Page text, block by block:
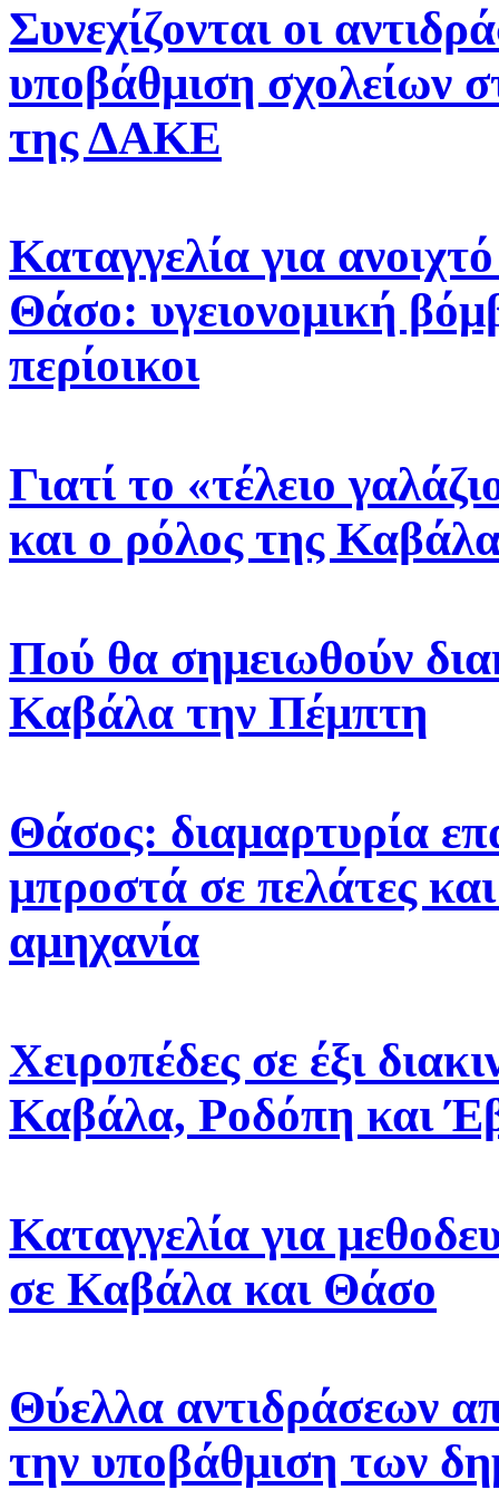
Συνεχίζονται οι
υποβάθμιση σχολείων
της ΔΑΚΕ
Καταγγελία για
Θάσο: υγειονομική
περίοικοι
Γιατί το «τέλειο
και ο ρόλος της
Πού θα σημειωθούν
Καβάλα την Πέμπτη
Θάσος: διαμαρτυρία
μπροστά σε πελάτες
αμηχανία
Χειροπέδες σε έξι
Καβάλα, Ροδόπη και
Καταγγελία για
σε Καβάλα και Θάσο
Θύελλα αντιδράσεων
την υποβάθμιση των